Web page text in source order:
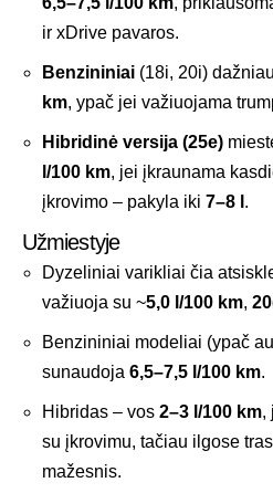
ir xDrive pavaros.
Benzininiai (18i, 20i)
km, ypač jei važiuojama
Hibridinė versija (25e)
l/100 km, jei įkraunama
įkrovimo – pakyla iki 7–8 l .
Užmiestyje
Dyzeliniai varikliai čia
važiuoja su ~5,0 l/100 km,
Benzininiai modeliai (ypač
sunaudoja 6,5–7,5 l/100 km.
Hibridas – vos 2–3 l/100 km,
su įkrovimu, tačiau ilgose
mažesnis.